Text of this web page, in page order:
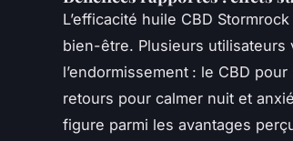
L’efficacité huile CBD
bien-être. Plusieurs utilisateurs
l’endormissement : le CBD
retours pour calmer nuit et
figure parmi les avantages